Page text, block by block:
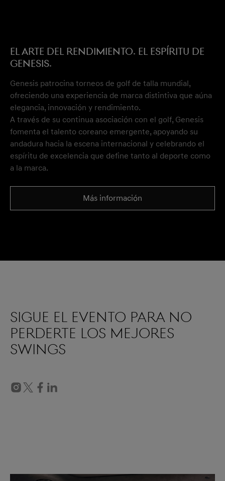
El arte del rendimiento. El espíritu de
Genesis.
Genesis patrocina torneos de golf de talla mundial,
ofreciendo una experiencia de marca distintiva que aúna
elegancia, innovación y rendimiento.
A través de su continua asociación con el golf, Genesis
fomenta el talento coreano emergente, apoyando su
andadura hacia la escena internacional y celebrando el
espíritu de excelencia que define tanto al deporte como
a la marca.
Más información
SIGUE EL EVENTO PARA NO
PERDERTE LOS MEJORES
SWINGS